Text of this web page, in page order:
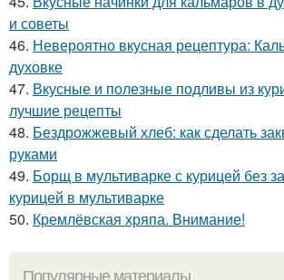
и советы
46. Невероятно вкусная рецептура:
духовке
47. Вкусные и полезные подливы из
лучшие рецепты
48. Бездрожжевый хлеб: как сделать
руками
49. Борщ в мультиварке с курицей без
курицей в мультиварке
50. Кремлёвская хряпа. Внимание!
Популярные материалы